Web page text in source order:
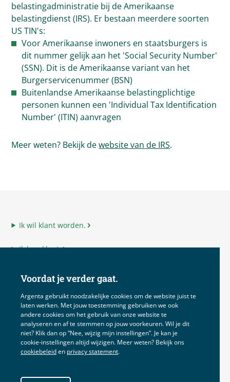
Voordat je verder gaat.
Argenta gebruikt noodzakelijke cookies om de website juist te
laten werken. Met jouw toestemming gebruiken we ook
andere cookies om het gebruik van onze website te
analyseren en af te stemmen op jouw voorkeuren. Wil je dit
niet? Klik dan op “Nee, wijzig mijn instellingen”. Je kan je
cookie‑instellingen altijd wijzigen. Meer weten? Bekijk ons
cookiebeleiden privacy statement.
belastingadministratie bij de Amerikaanse
belastingdienst (IRS). Er bestaan meerdere soorten
US TIN's:
Voor Amerikaanse inwoners en staatsburgers is
dit nummer gelijk aan het 'Social Security Number'
(SSN). Dit is de Amerikaanse variant van het
Burgerservicenummer (BSN)
Buitenlandse Amerikaanse belastingplichtige
personen kunnen een 'Individual Tax Identification
Number' (ITIN) aanvragen
Meer weten? Bekijk dewebsite van de IRS.
Ik wil klant worden.
Ik ben klant.
Ik ben adviseur.
Ik ben Argenta.
Disclaimer
Privacy